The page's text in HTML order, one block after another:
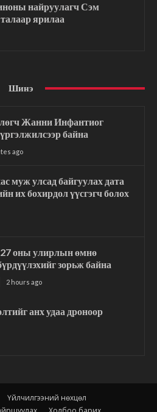
найруулагч Сэм
ярилаа
Шинэ
Жанни Инфантиог
байна
ago
муж улсад байгуулах дата
их бохирдол үүсгэгч болох
оны улирлын өмнө
зорьж байна
2 hours ago
анх удаа дроноор
Үйлчилгээний нөхцөл